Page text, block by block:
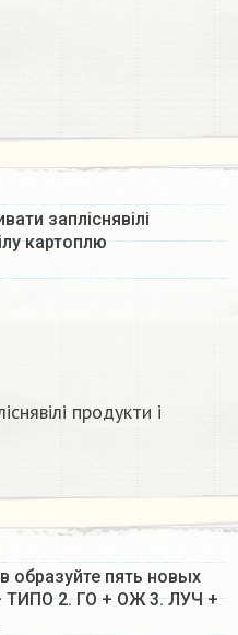
запліснявілі
картоплю
продукти і
образуйте пять новых
ТИПО 2. ГО + ОЖ 3. ЛУЧ +